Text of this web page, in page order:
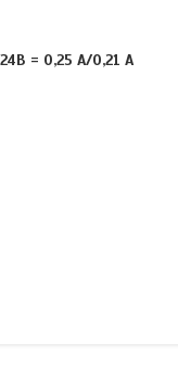
= 0,25 А/0,21 A